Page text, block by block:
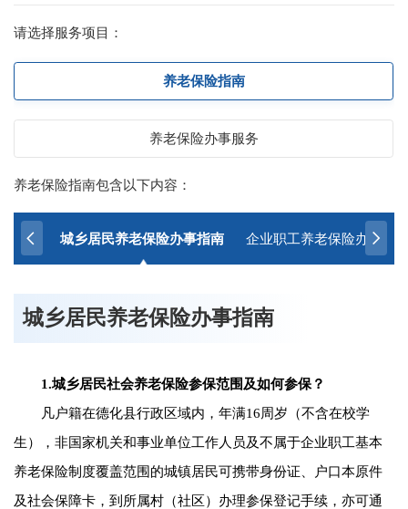
请选择服务项目：
养老保险指南
养老保险办事服务
养老保险指南包含以下内容：
城乡居民养老保险办事指南 企业职工养老保险办事指
城乡居民养老保险办事指南
1.城乡居民社会养老保险参保范围及如何参保？
凡户籍在德化县行政区域内，年满16周岁（不含在校学
生），非国家机关和事业单位工作人员及不属于企业职工基本
养老保险制度覆盖范围的城镇居民可携带身份证、户口本原件
及社会保障卡，到所属村（社区）办理参保登记手续，亦可通